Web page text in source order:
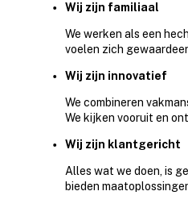
Wij zijn familiaal
We werken als een
voelen zich
Wij zijn innovatief
We combineren
We kijken vooruit en
Wij zijn klantgericht
Alles wat we doen, is
bieden